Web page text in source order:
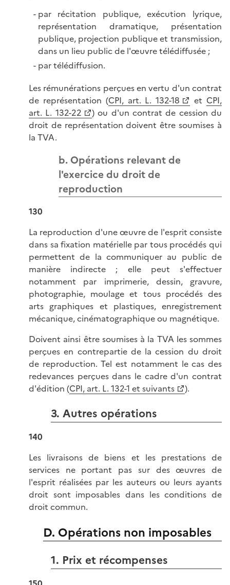
par récitation publique, exécution lyrique,
représentation dramatique, présentation
publique, projection publique et transmission,
dans un lieu public de l'œuvre télédiffusée ;
par télédiffusion.
Les rémunérations perçues en vertu d'un contrat
de représentation (CPI, art. L. 132-18 et CPI,
art. L. 132-22
) ou d'un contrat de cession du
droit de représentation doivent être soumises à
la TVA.
b. Opérations relevant de
l'exercice du droit de
reproduction
130
La reproduction d'une œuvre de l'esprit consiste
dans sa fixation matérielle par tous procédés qui
permettent de la communiquer au public de
manière indirecte ; elle peut s'effectuer
notamment par imprimerie, dessin, gravure,
photographie, moulage et tous procédés des
arts graphiques et plastiques, enregistrement
mécanique, cinématographique ou magnétique.
Doivent ainsi être soumises à la TVA les sommes
perçues en contrepartie de la cession du droit
de reproduction. Tel est notamment le cas des
redevances perçues dans le cadre d'un contrat
d'édition (CPI, art. L. 132-1 et suivants ).
3. Autres opérations
140
Les livraisons de biens et les prestations de
services ne portant pas sur des œuvres de
l'esprit réalisées par les auteurs ou leurs ayants
droit sont imposables dans les conditions de
droit commun.
D. Opérations non imposables
1. Prix et récompenses